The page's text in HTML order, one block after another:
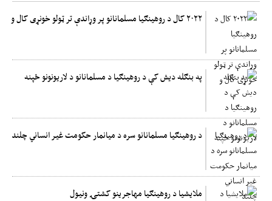
۲۰۲۲ کال د روهینګیا مسلمانانو پر وړاندې تر ټولو خونړی کال و
په بنګله دیش کې د روهینګیا د مسلمانانو د لاریونونو ځپنه
د روهینګیا مسلمانانو سره د میانمار حکومت غیر انساني چلند
ملایشیا د روهینګیا مهاجرینو کشتۍ ونیول